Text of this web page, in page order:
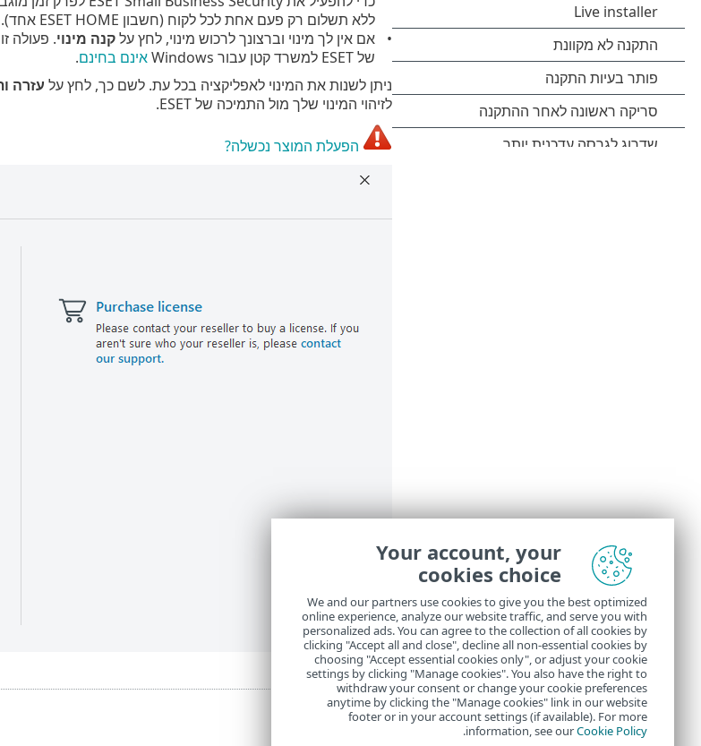
ללא תשלום רק פעם אחת לכל לקוח (חשבון ESET HOME אחד).
אם אין לך מינוי וברצונך לרכוש מינוי, לחץ עלקנה מינוי
של ESET למשרד קטן עבור Windows
אינם בחינם.
ניתן לשנות את המינוי לאפליקציה בכל עת. לשם כך, לחץ על עזרה
לזיהוי המינוי שלך מול התמיכה של ESET.
הפעלת המוצר נכשלה?
Your account, your
cookies choice
We and our partners use cookies to give you the best optimized
online experience, analyze our website traffic, and serve you with
personalized ads. You can agree to the collection of all cookies by
clicking "Accept all and close", decline all non-essential cookies by
choosing "Accept essential cookies only", or adjust your cookie
settings by clicking "Manage cookies". You also have the right to
withdraw your consent or change your cookie preferences
anytime by clicking the "Manage cookies" link in our website
footer or in your account settings (if available). For more
information, see ourCookie Policy
.